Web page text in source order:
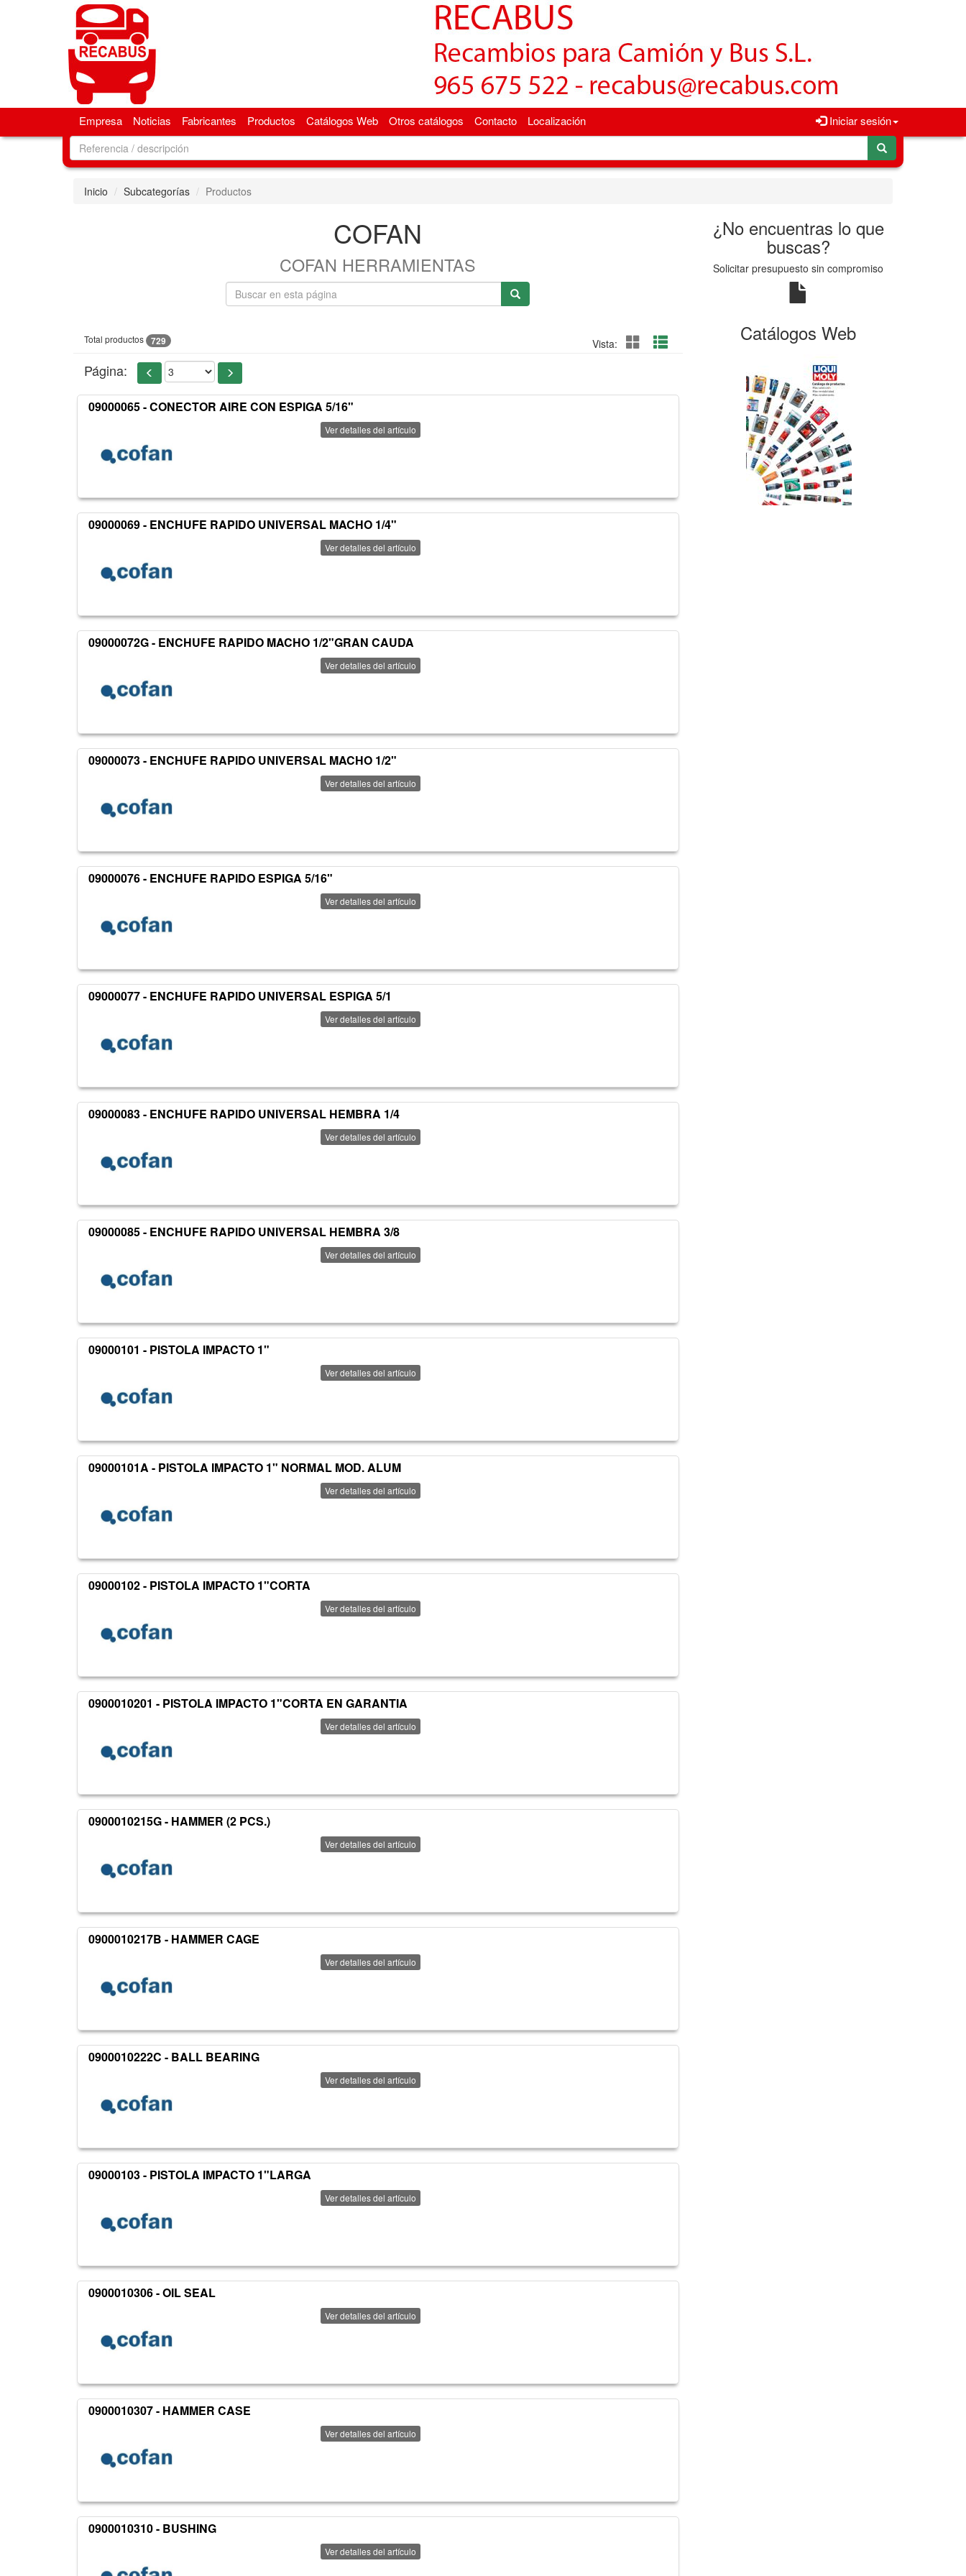
Iniciar sesión
Empresa Noticias Fabricantes Productos Catálogos Web Otros catálogos Contacto Localización
Inicio Subcategorías Productos
COFAN
COFAN HERRAMIENTAS
Total productos 729 Vista:
Página:
09000065 - CONECTOR AIRE CON ESPIGA 5/16"
Ver detalles del artículo
09000069 - ENCHUFE RAPIDO UNIVERSAL MACHO 1/4"
Ver detalles del artículo
09000072G - ENCHUFE RAPIDO MACHO 1/2"GRAN CAUDA
Ver detalles del artículo
09000073 - ENCHUFE RAPIDO UNIVERSAL MACHO 1/2"
Ver detalles del artículo
09000076 - ENCHUFE RAPIDO ESPIGA 5/16"
Ver detalles del artículo
09000077 - ENCHUFE RAPIDO UNIVERSAL ESPIGA 5/1
Ver detalles del artículo
09000083 - ENCHUFE RAPIDO UNIVERSAL HEMBRA 1/4
Ver detalles del artículo
09000085 - ENCHUFE RAPIDO UNIVERSAL HEMBRA 3/8
Ver detalles del artículo
09000101 - PISTOLA IMPACTO 1"
Ver detalles del artículo
09000101A - PISTOLA IMPACTO 1" NORMAL MOD. ALUM
Ver detalles del artículo
09000102 - PISTOLA IMPACTO 1"CORTA
Ver detalles del artículo
0900010201 - PISTOLA IMPACTO 1"CORTA EN GARANTIA
Ver detalles del artículo
0900010215G - HAMMER (2 PCS.)
Ver detalles del artículo
0900010217B - HAMMER CAGE
Ver detalles del artículo
0900010222C - BALL BEARING
Ver detalles del artículo
09000103 - PISTOLA IMPACTO 1"LARGA
Ver detalles del artículo
0900010306 - OIL SEAL
Ver detalles del artículo
0900010307 - HAMMER CASE
Ver detalles del artículo
0900010310 - BUSHING
Ver detalles del artículo
¿No encuentras lo que
buscas?
Solicitar presupuesto sin compromiso
Catálogos Web